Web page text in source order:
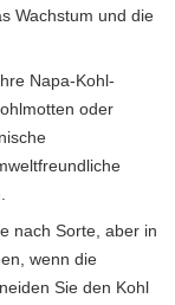
Wachstum und die
Napa-Kohl-
oder
nach Sorte, aber in
wenn die
Sie den Kohl